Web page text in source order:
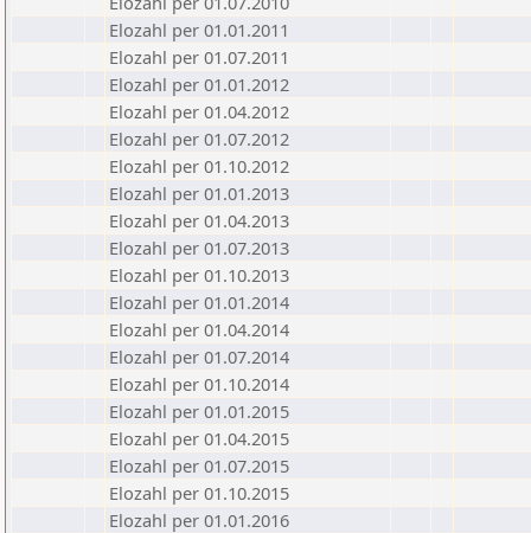
Elozahl per 01.01.2011
Elozahl per 01.07.2011
Elozahl per 01.01.2012
Elozahl per 01.04.2012
Elozahl per 01.07.2012
Elozahl per 01.10.2012
Elozahl per 01.01.2013
Elozahl per 01.04.2013
Elozahl per 01.07.2013
Elozahl per 01.10.2013
Elozahl per 01.01.2014
Elozahl per 01.04.2014
Elozahl per 01.07.2014
Elozahl per 01.10.2014
Elozahl per 01.01.2015
Elozahl per 01.04.2015
Elozahl per 01.07.2015
Elozahl per 01.10.2015
Elozahl per 01.01.2016